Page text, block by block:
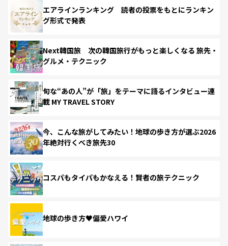
エアラインランキング 読者の投票をもとにランキン
グ形式で発表
Next韓国旅 次の韓国旅行がもっと楽しくなる 旅先・
グルメ・テクニック
旬な“あの人”が「旅」をテーマに語るインタビュー連
載 MY TRAVEL STORY
今、こんな旅がしてみたい！地球の歩き方が選ぶ2026
年絶対行くべき旅先30
コスパもタイパもかなえる！賢者の旅テクニック
地球の歩き方♥偏愛ハワイ